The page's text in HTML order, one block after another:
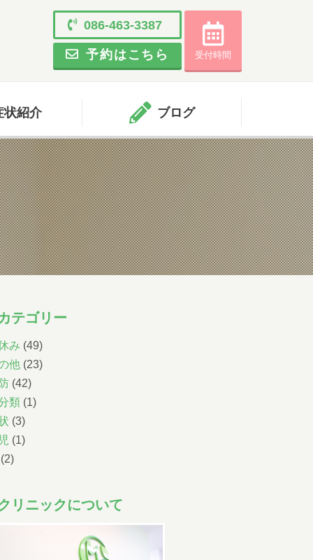
受付時間
と について
小児科
● ● ●
耳鼻科
受付時間 月 火 水 木 金
土
09:00 - 11:45
● ● ● ● ●
12:45まで
15:00 - 17:45
● ● - ● ● -
初めて受診をされる方は、受付終了時間の30分前まで
にご来院ください。受付手続き、問診、検査に時間を
完全予約です。前日までに直接クリニックに電話を
し、予約をとってください
Web予約について
086-463-3387
予約はこちら
状紹介 ブログ
テゴリー
み (49)
他 (23)
(42)
類 (1)
(3)
(1)
リニックについて